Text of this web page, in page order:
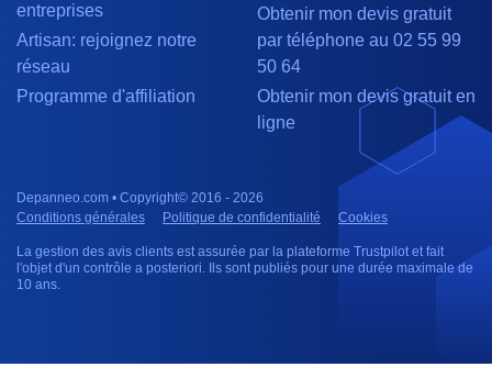
entreprises
Artisan: rejoignez notre
réseau
Programme d'affiliation
Obtenir mon devis gratuit
par téléphone au 02 55 99
50 64
Obtenir mon devis gratuit en
ligne
Depanneo.com • Copyright© 2016 - 2026
Conditions générales
Politique de confidentialité Cookies
La gestion des avis clients est assurée par la plateforme Trustpilot et fait
l'objet d'un contrôle a posteriori. Ils sont publiés pour une durée maximale de
10 ans.